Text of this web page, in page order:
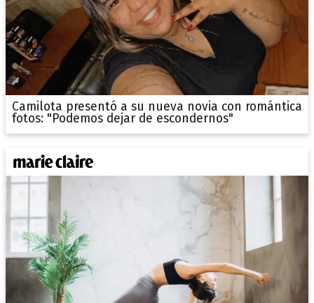
Camilota presentó a su nueva novia con romántica
fotos: "Podemos dejar de escondernos"